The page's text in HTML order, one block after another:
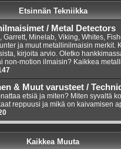
Etsinnän Tekniikka
/ Metal Detectors
Garrett, Minelab, Viking, Whites,
ja muut metallinilmaisin merkit.
kirjoita arvio. Oletko
non-motion ilmaisin? Kaikkea
& Muut varusteet /
etsiä ja miten? Miten syvaltä
reppuusi ja mikä on kaivamisen
Kaikkea Muuta